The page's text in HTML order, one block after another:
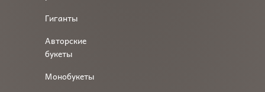
Гиганты
Авторские
букеты
Монобукеты